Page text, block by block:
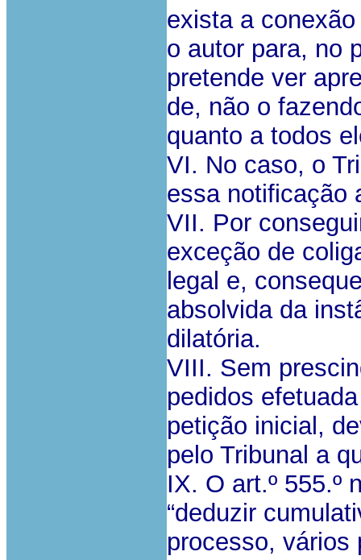
exista a
o autor para, no
pretende ver
de, não o
quanto a todos
VI. No caso, o
essa notificação
VII. Por
exceção de
legal e,
absolvida da
dilatória.
VIII. Sem
pedidos
petição inicial,
pelo Tribunal a
IX. O art.º 555.º
“deduzir
processo, vários